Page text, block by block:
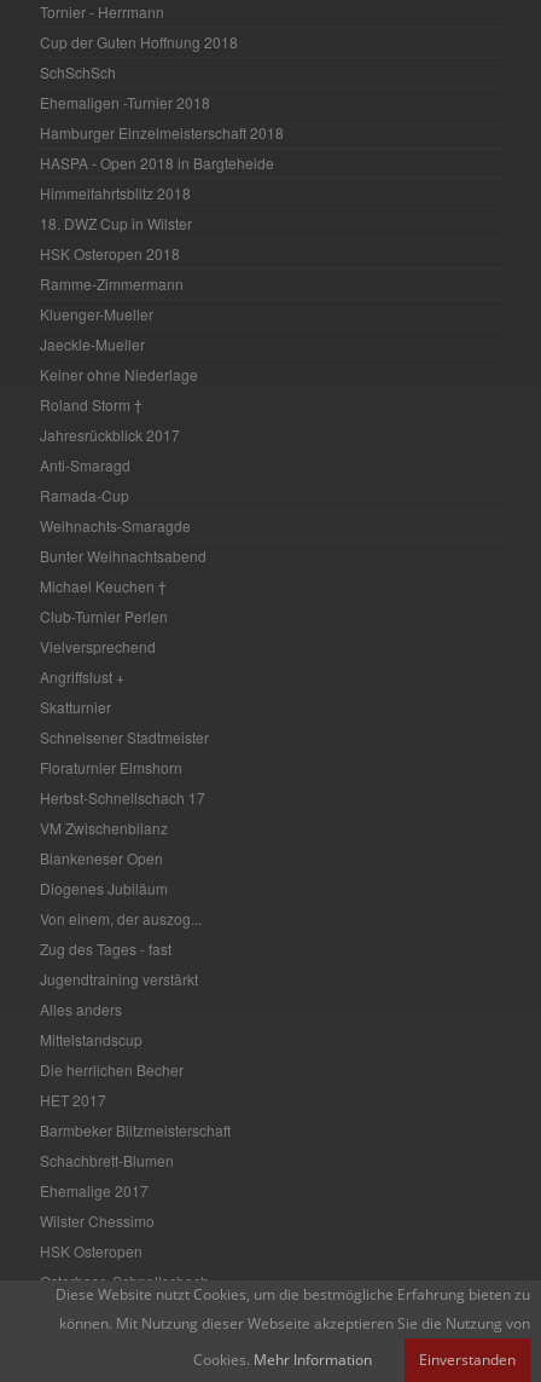
Tornier - Herrmann
Cup der Guten Hoffnung 2018
SchSchSch
Ehemaligen -Turnier 2018
Hamburger Einzelmeisterschaft 2018
HASPA - Open 2018 in Bargteheide
Himmelfahrtsblitz 2018
18. DWZ Cup in Wilster
HSK Osteropen 2018
Ramme-Zimmermann
Kluenger-Mueller
Jaeckle-Mueller
Keiner ohne Niederlage
Roland Storm †
Jahresrückblick 2017
Anti-Smaragd
Ramada-Cup
Weihnachts-Smaragde
Bunter Weihnachtsabend
Michael Keuchen †
Club-Turnier Perlen
Vielversprechend
Angriffslust +
Skatturnier
Schnelsener Stadtmeister
Floraturnier Elmshorn
Herbst-Schnellschach 17
VM Zwischenbilanz
Blankeneser Open
Diogenes Jubiläum
Von einem, der auszog...
Zug des Tages - fast
Jugendtraining verstärkt
Alles anders
Mittelstandscup
Die herrlichen Becher
HET 2017
Barmbeker Blitzmeisterschaft
Schachbrett-Blumen
Ehemalige 2017
Wilster Chessimo
HSK Osteropen
Osterhase-Schnellschach
Diese Website nutzt Cookies, um die bestmögliche Erfahrung bieten zu
können. Mit Nutzung dieser Webseite akzeptieren Sie die Nutzung von
Cookies. Mehr Information Einverstanden